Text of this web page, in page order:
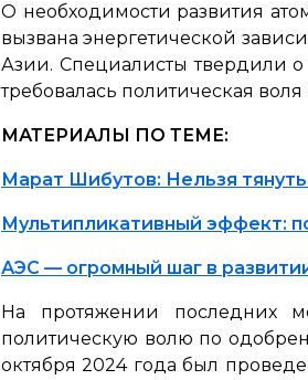
О необходимости развития
вызвана энергетической
Азии. Специалисты твердили о
требовалась политическая
МАТЕРИАЛЫ ПО ТЕМЕ:
Марат Шибутов: Нельзя
Мультипликативный эффект:
АЭС — огромный шаг в
На протяжении последних
политическую волю по
октября 2024 года был